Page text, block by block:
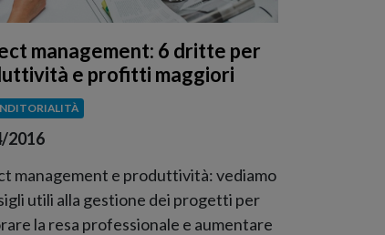
management: 6 dritte per
e profitti maggiori
2016
management e produttività: vediamo
utili alla gestione dei progetti per
la resa professionale e aumentare